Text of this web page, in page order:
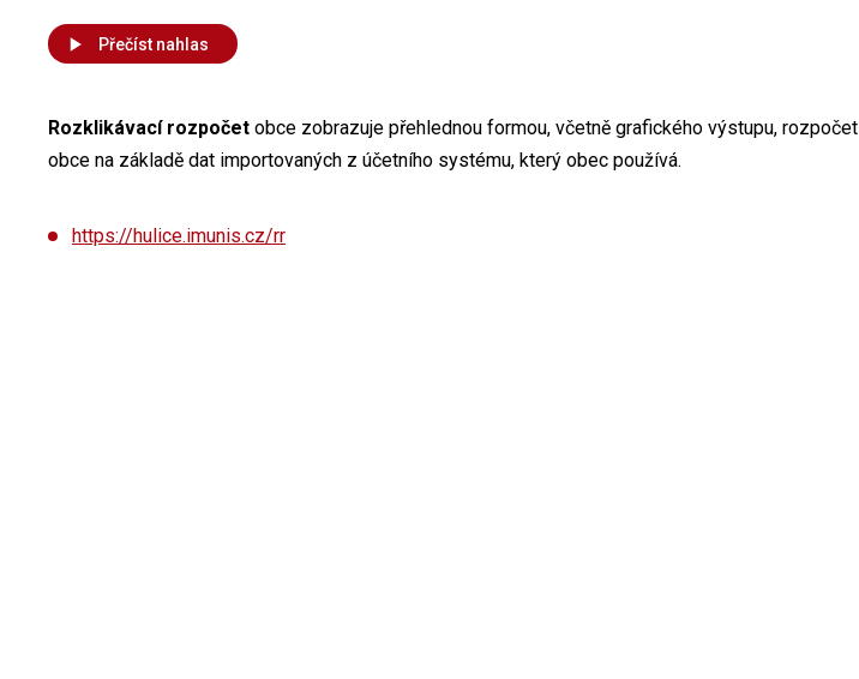
Přečíst nahlas
Rozklikávací rozpočet obce zobrazuje přehlednou formou, včetně grafického výstupu, rozpočet
obce na základě dat importovaných z účetního systému, který obec používá.
https://hulice.imunis.cz/rr